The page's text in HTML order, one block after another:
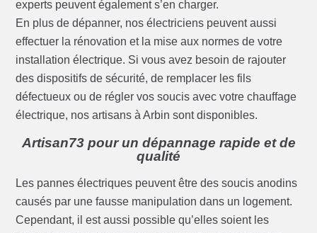
experts peuvent également s’en charger.
En plus de dépanner, nos électriciens peuvent aussi
effectuer la rénovation et la mise aux normes de votre
installation électrique. Si vous avez besoin de rajouter
des dispositifs de sécurité, de remplacer les fils
défectueux ou de régler vos soucis avec votre chauffage
électrique, nos artisans à Arbin sont disponibles.
Artisan73 pour un dépannage rapide et de
qualité
Les pannes électriques peuvent être des soucis anodins
causés par une fausse manipulation dans un logement.
Cependant, il est aussi possible qu’elles soient les